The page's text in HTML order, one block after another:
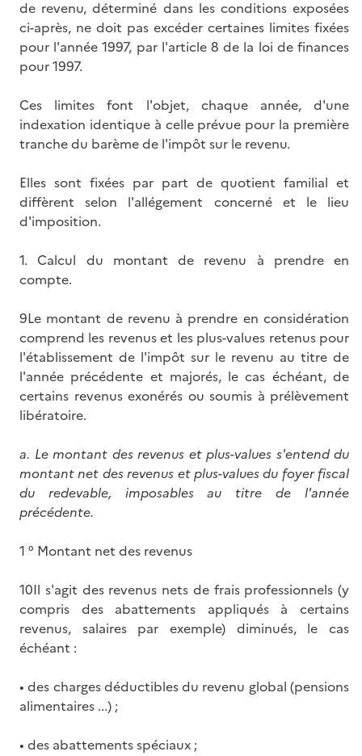
de revenu, déterminé dans les conditions exposées
ci-après, ne doit pas excéder certaines limites fixées
pour l'année 1997, par l'article 8 de la loi de finances
pour 1997.
Ces limites font l'objet, chaque année, d'une
indexation identique à celle prévue pour la première
tranche du barème de l'impôt sur le revenu.
Elles sont fixées par part de quotient familial et
diffèrent selon l'allégement concerné et le lieu
d'imposition.
1. Calcul du montant de revenu à prendre en
compte.
9Le montant de revenu à prendre en considération
comprend les revenus et les plus-values retenus pour
l'établissement de l'impôt sur le revenu au titre de
l'année précédente et majorés, le cas échéant, de
certains revenus exonérés ou soumis à prélèvement
libératoire.
a. Le montant des revenus et plus-values s'entend du
montant net des revenus et plus-values du foyer fiscal
du redevable, imposables au titre de l'année
précédente.
1 ° Montant net des revenus
10Il s'agit des revenus nets de frais professionnels (y
compris des abattements appliqués à certains
revenus, salaires par exemple) diminués, le cas
échéant :
• des charges déductibles du revenu global (pensions
alimentaires ...) ;
• des abattements spéciaux ;